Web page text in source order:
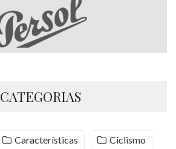
CATEGORIAS
Características Ciclismo